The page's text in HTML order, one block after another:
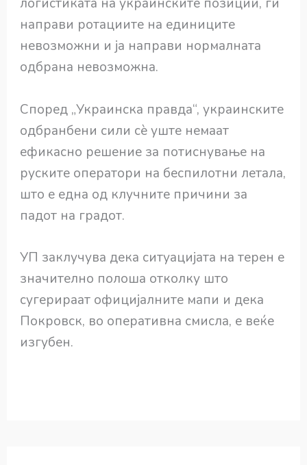
логистиката на украинските позиции, ги
направи ротациите на единиците
невозможни и ја направи нормалната
одбрана невозможна.
Според „Украинска правда“, украинските
одбранбени сили сè уште немаат
ефикасно решение за потиснување на
руските оператори на беспилотни летала,
што е една од клучните причини за
падот на градот.
УП заклучува дека ситуацијата на терен е
значително полоша отколку што
сугерираат официјалните мапи и дека
Покровск, во оперативна смисла, е веќе
изгубен.